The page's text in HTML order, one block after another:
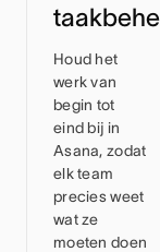
Houd het
werk van
begin tot
eind bij in
Asana, zodat
elk team
precies weet
wat ze
moeten doen